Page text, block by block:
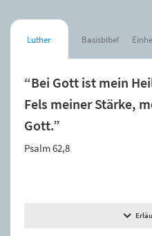
Luther Basisbibel
“Bei Gott ist mein
Fels meiner Stärke,
Gott.”
Psalm 62,8